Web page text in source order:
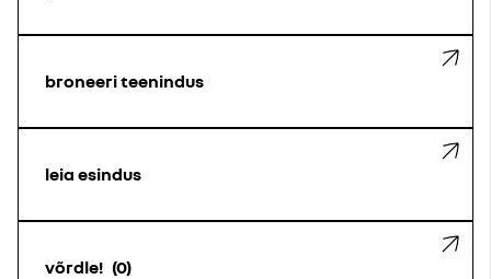
broneeri teenindus
leia esindus
võrdle! 0